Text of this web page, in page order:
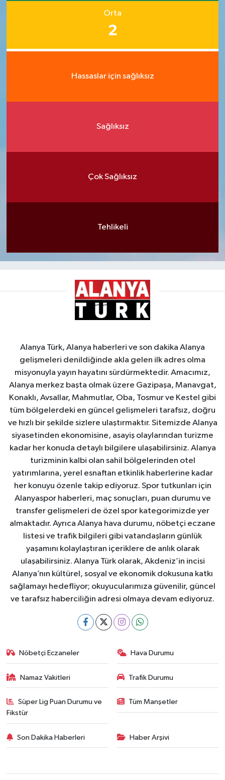
Orta
2
Hassaslar için sağlıksız
Sağlıksız
Çok Sağlıksız
Tehlikeli
Alanya Türk, Alanya haberleri ve son dakika Alanya
gelişmeleri denildiğinde akla gelen ilk adres olma
misyonuyla yayın hayatını sürdürmektedir. Amacımız,
Alanya merkez başta olmak üzere Gazipaşa, Manavgat,
Konaklı, Avsallar, Mahmutlar, Oba, Tosmur ve Kestel gibi
tüm bölgelerdeki en güncel gelişmeleri tarafsız, doğru
ve hızlı bir şekilde sizlere ulaştırmaktır. Sitemizde Alanya
siyasetinden ekonomisine, asayiş olaylarından turizme
kadar her konuda detaylı bilgilere ulaşabilirsiniz. Alanya
turizminin kalbi olan sahil bölgelerinden otel
yatırımlarına, yerel esnaftan etkinlik haberlerine kadar
her konuyu özenle takip ediyoruz. Spor tutkunları için
Alanyaspor haberleri, maç sonuçları, puan durumu ve
transfer gelişmeleri de özel spor kategorimizde yer
almaktadır. Ayrıca Alanya hava durumu, nöbetçi eczane
listesi ve trafik bilgileri gibi vatandaşların günlük
yaşamını kolaylaştıran içeriklere de anlık olarak
ulaşabilirsiniz. Alanya Türk olarak, Akdeniz’in incisi
Alanya’nın kültürel, sosyal ve ekonomik dokusuna katkı
sağlamayı hedefliyor; okuyucularımıza güvenilir, güncel
ve tarafsız haberciliğin adresi olmaya devam ediyoruz.
Nöbetçi Eczaneler Hava Durumu
Namaz Vakitleri Trafik Durumu
Süper Lig Puan Durumu ve
Fikstür
Tüm Manşetler
Son Dakika Haberleri Haber Arşivi